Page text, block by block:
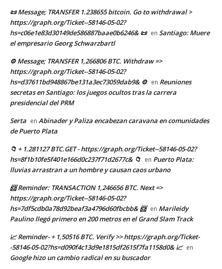
📜 Message; TRANSFER 1.238655 bitcoin. Go to withdrawal >
https://graph.org/Ticket--58146-05-02?
hs=c06e1e83d30149de586887baae0b6246& 📜 en Santiago: Muere
el empresario Georg Schwarzbartl
⚙ Message; TRANSFER 1,266806 BTC. Withdraw =>
https://graph.org/Ticket--58146-05-02?
hs=d37611bd948867be131a3ec73059dab9& ⚙ en Reuniones
secretas en Santiago: los juegos ocultos tras la carrera
presidencial del PRM
Serta en Abinader y Paliza encabezan caravana en comunidades
de Puerto Plata
📁 + 1.281127 BTC.GET - https://graph.org/Ticket--58146-05-02?
hs=8f1b10fe5f401e166d0c237f71d2677c& 📁 en Puerto Plata:
lluvias arrastran a un hombre y causan caos urbano
📨 Reminder: TRANSACTION 1,246656 BTC. Next =>
https://graph.org/Ticket--58146-05-02?
hs=7df5cdb0a78d92beaf3a4796d60fbcbb& 📨 en Marileidy
Paulino llegó primero en 200 metros en el Grand Slam Track
📈 Reminder- + 1,50516 BTC. Verify >> https://graph.org/Ticket-
-58146-05-02?hs=d090f4c13d9e1815df2615f7fa1158d0& 📈 en
Google hizo un cambio radical en su buscador